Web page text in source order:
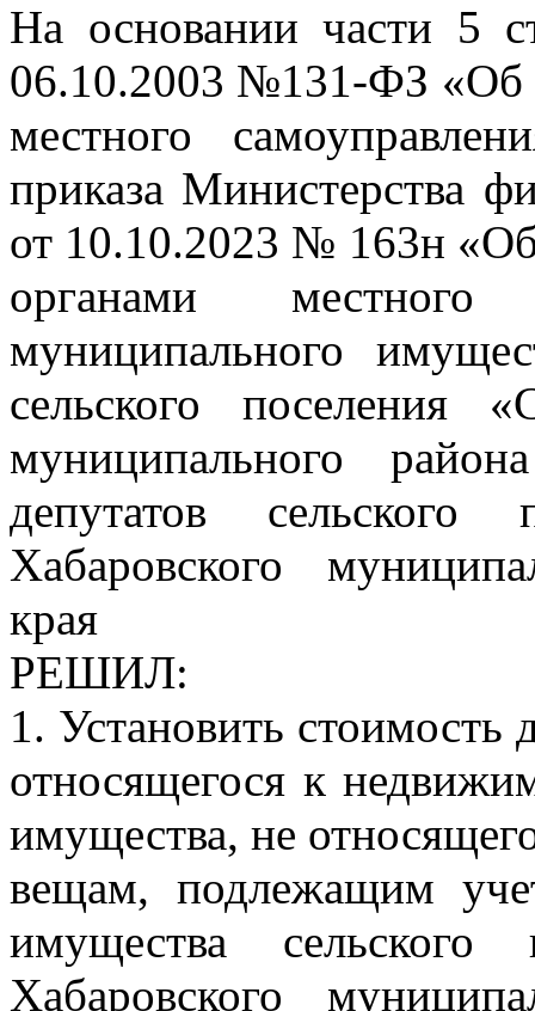
На основании части 5
06.10.2003 №131-ФЗ «Об
местного
приказа Министерства
от 10.10.2023 № 163н
органами местного
муниципального
сельского поселения
муниципального
депутатов
Хабаровского
края
РЕШИЛ:
1. Установить
относящегося к
имущества, не
вещам, подлежащим
имущества
Хабаровского